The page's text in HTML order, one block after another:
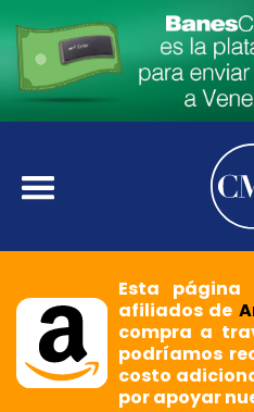
Esta página
afiliados de
compra a
podríamos
costo
por apoyar